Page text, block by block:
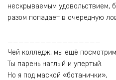
нескрываемым удовольствием,
разом попадает в очередную
_________________
Чей колледж, мы ещё
Ты парень наглый и упертый.
Но я под маской «ботанички»,